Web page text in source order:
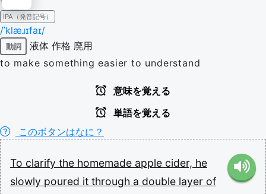
IPA（発音記号）
/ˈklæɹɪfaɪ/
動詞 液体 作格 廃用
to make something easier to understand
意味を覚える
単語を覚える
このボタンはなに？
To clarify the homemade apple cider, he
slowly poured it through a double layer of